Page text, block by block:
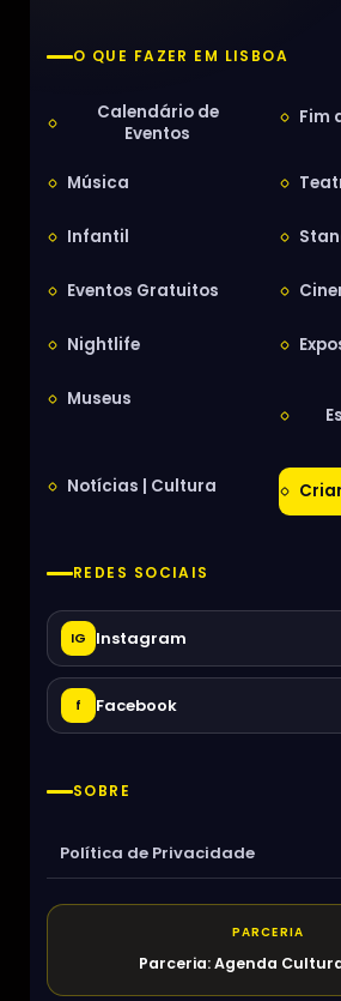
O QUE FAZER EM LISBOA
Calendário de
Eventos
Fim
Música
Infantil
Eventos Gratuitos
Nightlife
Museus
Notícias | Cultura
REDES SOCIAIS
IG Instagram
f Facebook
SOBRE
Política de Privacidade
PARCERIA
Parceria: Agenda